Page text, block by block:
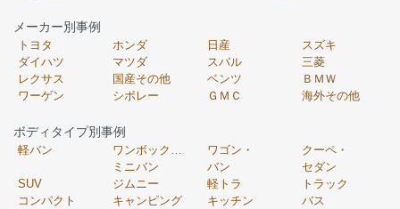
メーカー別事例
トヨタ ホンダ 日産
スズキ
ダイハツ
マツダ スバル
三菱
レクサス
国産その他 ベンツ
ＢＭＷ
ワーゲン
シボレー ＧＭＣ 海外その他
ボディタイプ別事例
軽バン
ワンボックス・
ミニバン
ワゴン・
バン
クーペ・
セダン
SUV
ジムニー 軽トラ
トラック
コンパクト
キャンピング
キッチン
バス